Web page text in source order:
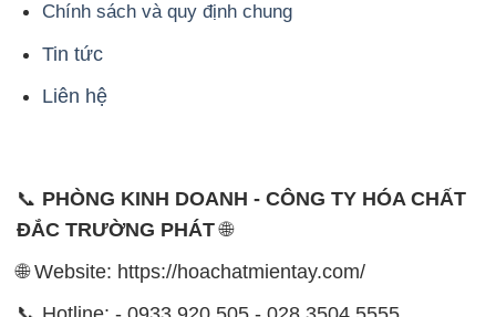
Chính sách và quy định chung
Tin tức
Liên hệ
📞 PHÒNG KINH DOANH - CÔNG TY HÓA CHẤT
ĐẮC TRƯỜNG PHÁT🌐
🌐 Website: https://hoachatmientay.com/